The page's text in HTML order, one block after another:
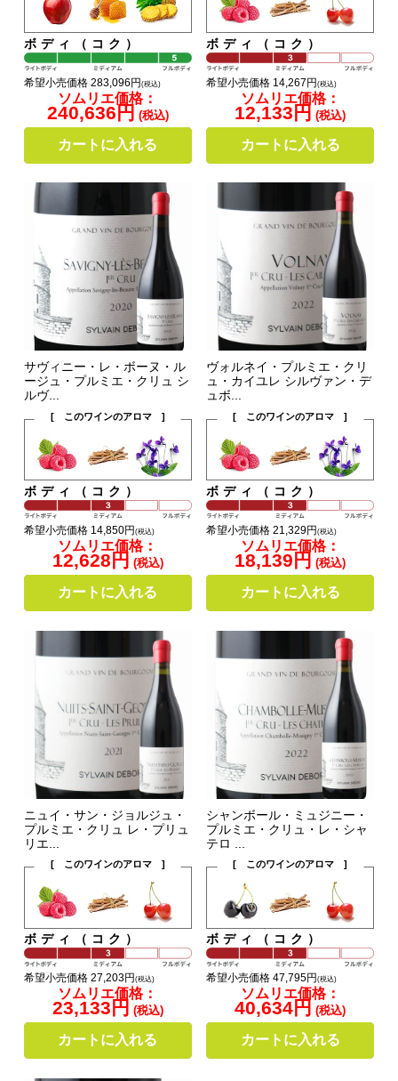
ボディ（コク）
希望小売価格 283,096円(税込)
ソムリエ価格：
240,636円 (税込)
カートに入れる
ボディ（コク）
希望小売価格 14,267円(税込)
ソムリエ価格：
12,133円 (税込)
カートに入れる
サヴィニー・レ・ボーヌ・ル
ージュ・プルミエ・クリュ シ
ルヴ...
[ このワインのアロマ ]
ボディ（コク）
希望小売価格 14,850円 (税込)
ソムリエ価格：
12,628円 (税込)
カートに入れる
ヴォルネイ・プルミエ・クリ
ュ・カイユレ シルヴァン・デ
ュボ...
[ このワインのアロマ ]
ボディ（コク）
希望小売価格 21,329円(税込)
ソムリエ価格：
18,139円 (税込)
カートに入れる
ニュイ・サン・ジョルジュ・
プルミエ・クリュ レ・プリュ
リエ...
[ このワインのアロマ ]
ボディ（コク）
希望小売価格 27,203円 (税込)
ソムリエ価格：
23,133円 (税込)
カートに入れる
シャンボール・ミュジニー・
プルミエ・クリュ・レ・シャ
テロ ...
[ このワインのアロマ ]
ボディ（コク）
希望小売価格 47,795円(税込)
ソムリエ価格：
40,634円 (税込)
カートに入れる